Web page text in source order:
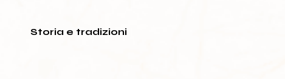
Storia e tradizioni